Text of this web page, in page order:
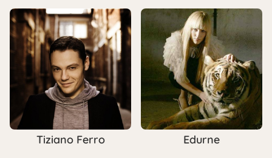
Tiziano Ferro Edurne